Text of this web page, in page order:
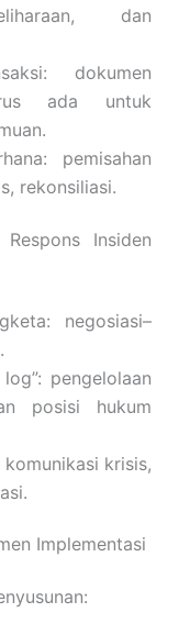
dan
dokumen
ada untuk
pemisahan
rekonsiliasi.
Insiden
negosiasi–
pengelolaan
posisi hukum
krisis,
Implementasi